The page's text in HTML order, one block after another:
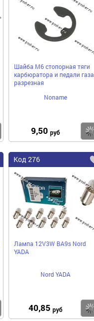
Купить
Шайба М6 стопорная тяги
карбюратора и педали газа
разрезная
Noname
9,50 руб
Купить
Код 276
Лампа 12V3W BA9s Nord
YADA
Nord YADA
40,85 руб